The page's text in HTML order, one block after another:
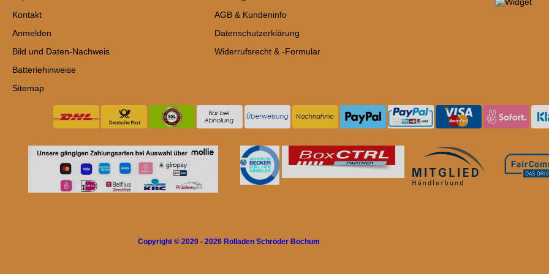
Kontakt
Anmelden
Bild und Daten-Nachweis
Batteriehinweise
Sitemap
AGB & Kundeninfo
Datenschutzerklärung
Widerrufsrecht & -Formular
Copyright © 2020 - 2026 Rolladen Schröder Bochum